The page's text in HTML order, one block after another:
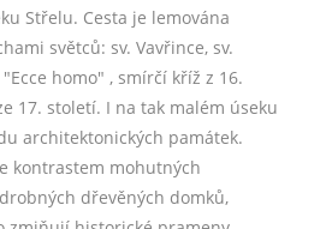
Střelu. Cesta je lemována
světců: sv. Vavřince, sv.
homo" , smírčí kříž z 16.
17. století. I na tak malém úseku
architektonických památek.
kontrastem mohutných
dřevěných domků,